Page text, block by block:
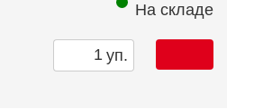
На складе
уп.